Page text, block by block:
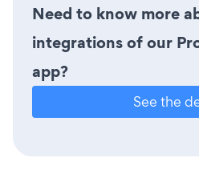
Need to know more
integrations of our
app?
See the